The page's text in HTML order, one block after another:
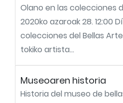
Olano en las colecciones
2020ko azaroak 28. 12:00
colecciones del Bellas
tokiko artista...
Museoaren historia
Historia del museo de